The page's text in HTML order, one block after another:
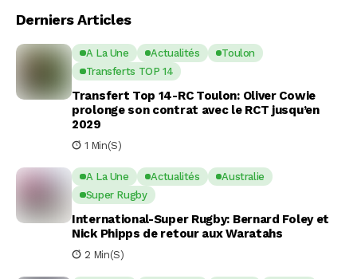
Derniers Articles
A La Une Actualités
Toulon
Transferts TOP 14
Transfert Top 14-RC Toulon: Oliver Cowie
prolonge son contrat avec le RCT jusqu’en
2029
1 Min(s)
A La Une Actualités
Australie
Super Rugby
International-Super Rugby: Bernard Foley et
Nick Phipps de retour aux Waratahs
2 Min(s)